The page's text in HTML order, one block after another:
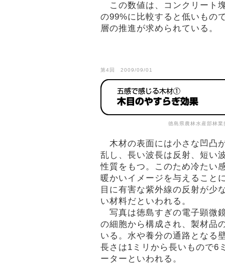
この数値は、コンクリート
の99%に比較すると低いもの
層の推進が求められている。
第4回 2009/09/01
徳島県農林水産部林
木材の表面には小さな凹凸
乱し、長い波長は反射、短い
性質をもつ。このため冷たい
暖かいイメージを与えること
目に有害な紫外線の反射が少
い材料だといわれる。
写真は徳島すぎの電子顕微
の細胞から構成され、製材品
いる。水や養分の通路となる
長さは1ミリから長いもので6
ーターといわれる。